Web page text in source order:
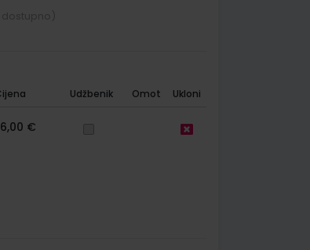
Udžbenik Omot Ukloni
€